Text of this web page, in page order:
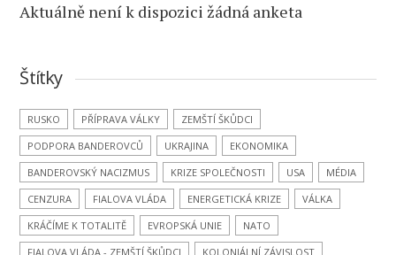
Aktuálně není k dispozici žádná anketa
Štítky
RUSKO PŘÍPRAVA VÁLKY
ZEMŠTÍ ŠKŮDCI
PODPORA BANDEROVCŮ
UKRAJINA
EKONOMIKA
BANDEROVSKÝ NACIZMUS
KRIZE SPOLEČNOSTI USA
MÉDIA
CENZURA
FIALOVA VLÁDA ENERGETICKÁ KRIZE
VÁLKA
KRÁČÍME K TOTALITĚ
EVROPSKÁ UNIE
NATO
FIALOVA VLÁDA - ZEMŠTÍ ŠKŮDCI
KOLONIÁLNÍ ZÁVISLOST